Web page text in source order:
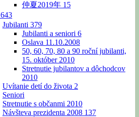
仲夏2019年 15
643
Jubilanti 379
Jubilanti a seniori 6
Oslava 11.10.2008
50, 60, 70, 80 a 90 roční jubilanti,
15. október 2010
Stretnutie jubilantov a dôchodcov
2010
Uvítanie detí do života 2
Seniori
Stretnutie s občanmi 2010
Návšteva prezidenta 2008 137